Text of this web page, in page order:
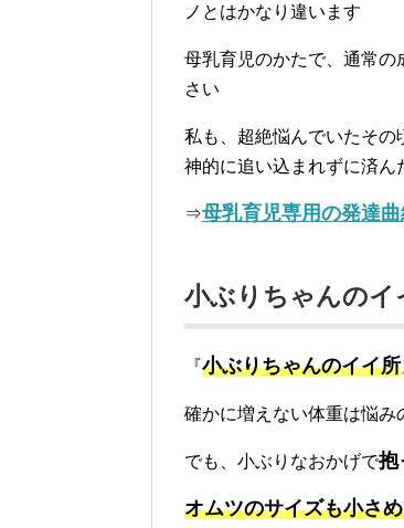
ノとはかなり違います
母乳育児のかたで、通常
さい
私も、超絶悩んでいたそ
神的に追い込まれずに済ん
⇒母乳育児専用の発達
小ぶりちゃんのイ
『小ぶりちゃんのイイ所
確かに増えない体重は悩み
でも、小ぶりなおかげで抱
オムツのサイズも小さ